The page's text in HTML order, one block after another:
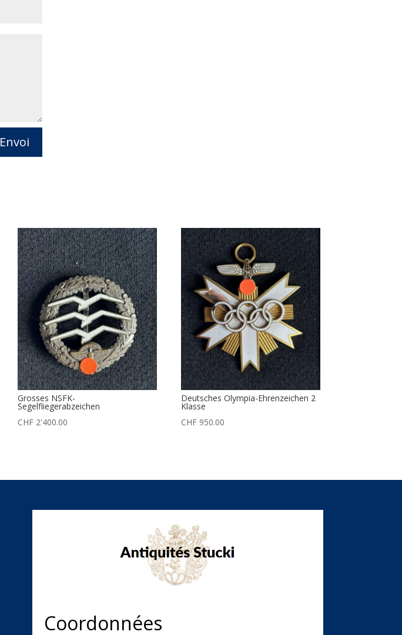
Envoi
Grosses NSFK-
Segelfliegerabzeichen
CHF 2'400.00
Deutsches Olympia-Ehrenzeichen 2
Klasse
CHF 950.00
Coordonnées